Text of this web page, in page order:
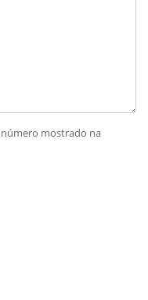
mostrado na